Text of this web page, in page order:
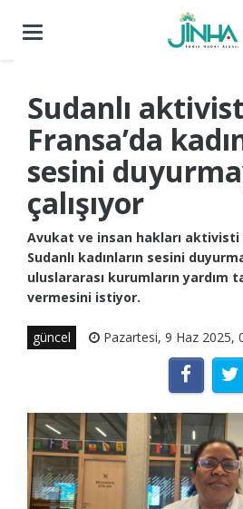
Menüyü
Sudanlı
Fransa’da
sesini
çalışıyor
Avukat ve insan hakları aktivisti
Sudanlı kadınların sesini
uluslararası kurumların yardım
vermesini istiyor.
güncel Pazartesi, 9 Haz 2025,